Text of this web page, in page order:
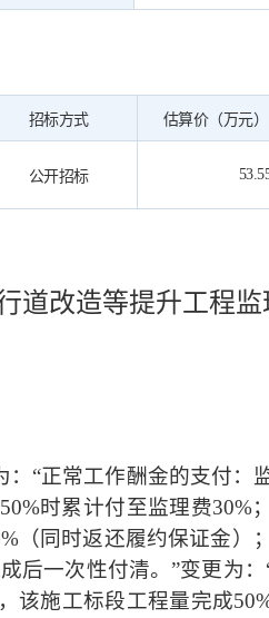
招标方式 估算价（万元）
公开招标
道改造等提升工程监
：“正常工作酬金的支付：
50%时累计付至监理费30%
（同时返还履约保证金）
后一次性付清。”变更为：
该施工标段工程量完成